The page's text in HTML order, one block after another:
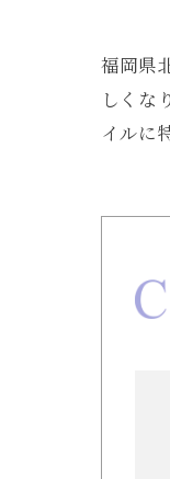
福岡県
しくな
イルに